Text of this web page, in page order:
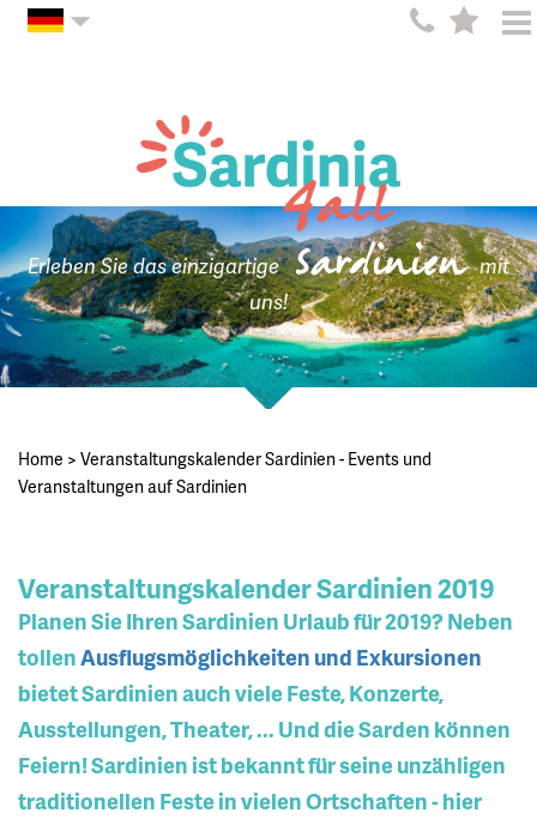
Erleben Sie das einzigartige Sardinien mit
uns!
Home > Veranstaltungskalender Sardinien - Events und
Veranstaltungen auf Sardinien
Veranstaltungskalender Sardinien 2019
Planen Sie Ihren Sardinien Urlaub für 2019? Neben
tollenAusflugsmöglichkeiten und Exkursionen
bietet Sardinien auch viele Feste, Konzerte,
Ausstellungen, Theater, ... Und die Sarden können
Feiern! Sardinien ist bekannt für seine unzähligen
traditionellen Feste in vielen Ortschaften - hier